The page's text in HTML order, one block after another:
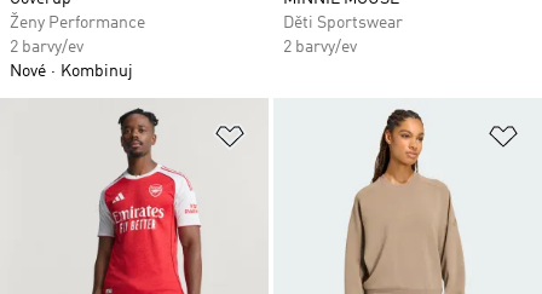
Ženy Performance
2 barvy/ev
Nové
Kombinuj
Děti Sportswear
2 barvy/ev
Přidat do seznamu přání